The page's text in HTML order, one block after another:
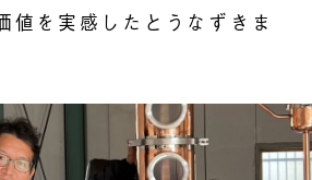
値を実感したとうなずきま